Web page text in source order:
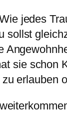
jedes
sie schon
erlauben